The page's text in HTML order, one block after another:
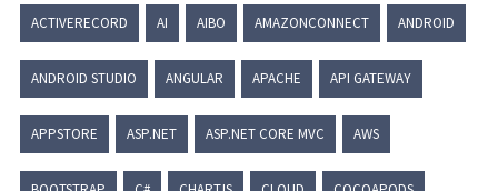
ACTIVERECORD AI AIBO AMAZONCONNECT ANDROID
ANDROID STUDIO ANGULAR APACHE API GATEWAY
APPSTORE ASP.NET ASP.NET CORE MVC AWS